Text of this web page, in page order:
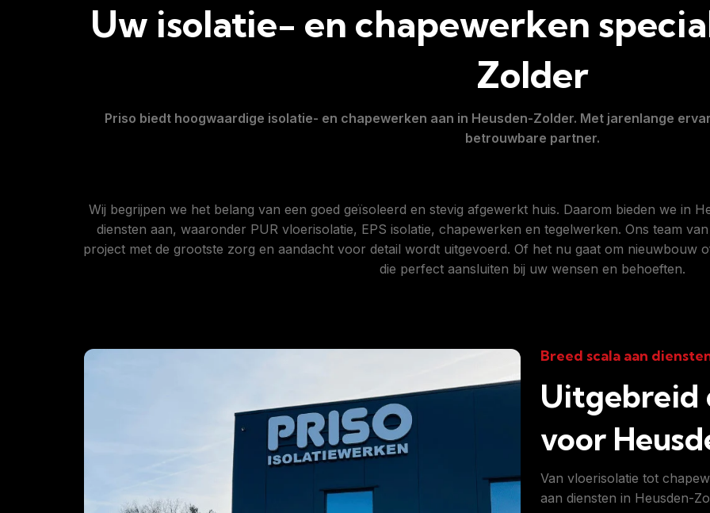
Uw isolatie- en chapewerken
Zolder
Priso biedt hoogwaardige isolatie- en chapewerken aan in Heusden-Zolder. Met jarenlange
betrouwbare partner.
Wij begrijpen we het belang van een goed geïsoleerd en stevig afgewerkt huis. Daarom bieden we in
diensten aan, waaronder PUR vloerisolatie, EPS isolatie, chapewerken en tegelwerken. Ons team
project met de grootste zorg en aandacht voor detail wordt uitgevoerd. Of het nu gaat om nieuwbouw
die perfect aansluiten bij uw wensen en behoeften.
Breed scala aan
Uitgebreid
voor
Van vloerisolatie tot
aan diensten in Heusden-